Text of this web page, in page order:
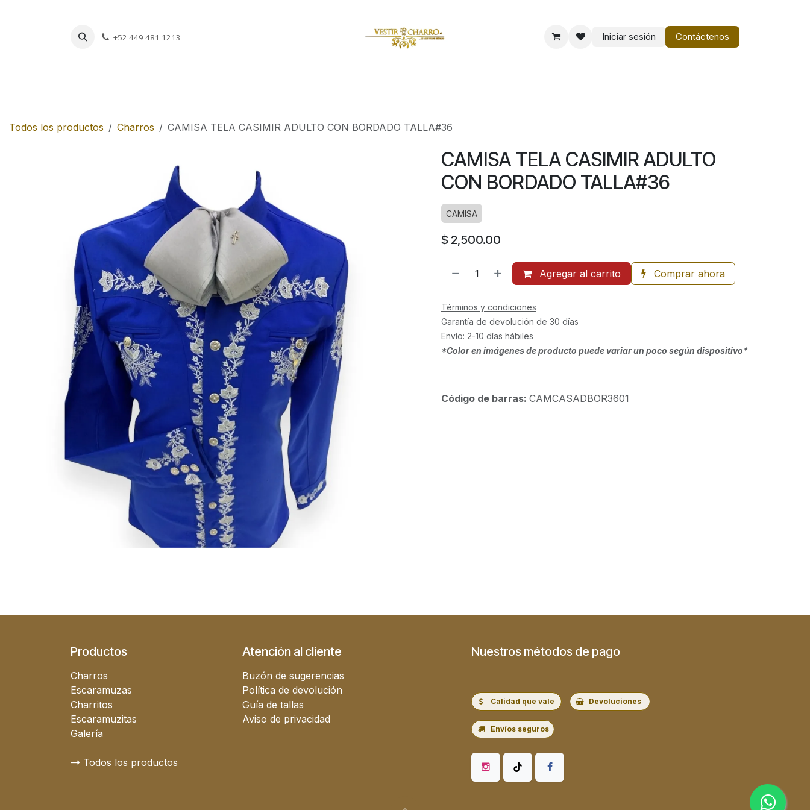
+52 449 481 1213 Iniciar sesión Contáctenos
Todos los productos Charros CAMISA TELA CASIMIR ADULTO CON BORDADO TALLA#36
CAMISA TELA CASIMIR ADULTO
CON BORDADO TALLA#36
CAMISA
$ 2,500.00
Agregar al carrito Comprar ahora
Términos y condiciones
Garantía de devolución de 30 días
Envío: 2-10 días hábiles
*Color en imágenes de producto puede variar un poco según dispositivo*
Código de barras: CAMCASADBOR3601
Productos
Charros
Escaramuzas
Charritos
Escaramuzitas
Galería
Todos los productos
Atención al cliente
Buzón de sugerencias
Política de devolución
Guía de tallas
Aviso de privacidad
Nuestros métodos de pago
Calidad que vale Devoluciones
Envíos seguros